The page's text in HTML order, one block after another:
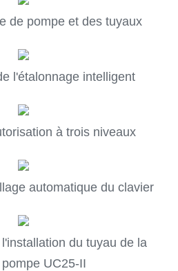
de pompe et des tuyaux
l'étalonnage intelligent
à trois niveaux
automatique du clavier
du tuyau de la
UC25-II